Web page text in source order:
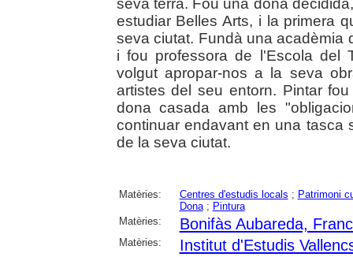
seva terra. Fou una dona
estudiar Belles Arts, i la primera
seva ciutat. Fundà una acadèmia
i fou professora de l'Escola del
volgut apropar-nos a la seva
artistes del seu entorn. Pintar
dona casada amb les
continuar endavant en una tasca
de la seva ciutat.
Matèries: Centres d'estudis locals ; Patrimoni
Dona; Pintura
Matèries:
Bonifàs Aubareda,
Matèries: Institut d'Estudis